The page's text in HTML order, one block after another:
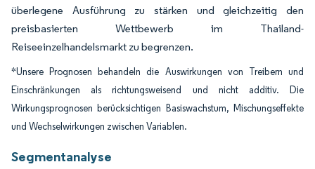
überlegene Ausführung zu stärken und gleichzeitig den
preisbasierten Wettbewerb im Thailand-
Reiseeinzelhandelsmarkt zu begrenzen.
*Unsere Prognosen behandeln die Auswirkungen von Treibern und
Einschränkungen als richtungsweisend und nicht additiv. Die
Wirkungsprognosen berücksichtigen Basiswachstum, Mischungseffekte
und Wechselwirkungen zwischen Variablen.
Segmentanalyse